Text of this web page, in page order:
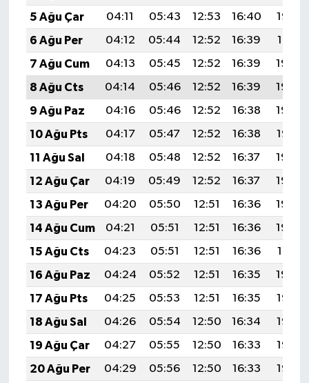
5 Ağu Çar
04:11 05:43 12:53 16:40
19:52
6 Ağu Per
04:12 05:44 12:52 16:39
19:51
7 Ağu Cum
04:13 05:45 12:52 16:39
19:50
8 Ağu Cts
04:14 05:46 12:52 16:39
19:49
9 Ağu Paz
04:16 05:46 12:52 16:38
19:48
10 Ağu Pts
04:17 05:47 12:52 16:38
19:47
11 Ağu Sal
04:18 05:48 12:52 16:37
19:46
12 Ağu Çar
04:19 05:49 12:52 16:37
19:44
13 Ağu Per
04:20 05:50 12:51 16:36
19:43
14 Ağu Cum
04:21 05:51 12:51 16:36
19:42
15 Ağu Cts
04:23 05:51 12:51 16:36
19:41
16 Ağu Paz
04:24 05:52 12:51 16:35
19:40
17 Ağu Pts
04:25 05:53 12:51 16:35
19:38
18 Ağu Sal
04:26 05:54 12:50 16:34
19:37
19 Ağu Çar
04:27 05:55 12:50 16:33
19:36
20 Ağu Per
04:29 05:56 12:50 16:33
19:35